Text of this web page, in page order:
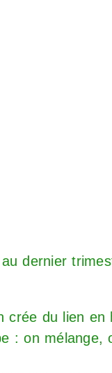
dernier
crée du lien en
: on mélange,